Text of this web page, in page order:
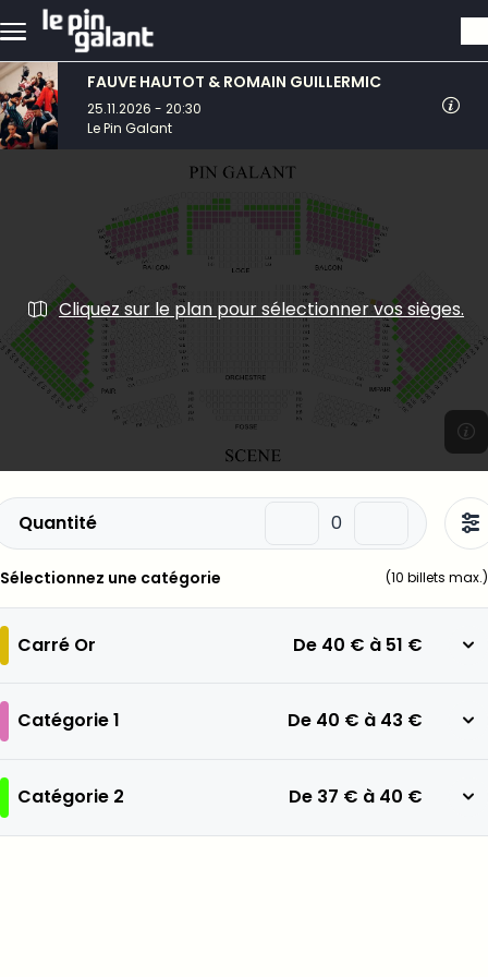
Aller au contenu principal
FAUVE HAUTOT & ROMAIN GUILLERMIC
25.11.2026 - 20:30
Le Pin Galant
Cliquez sur le plan pour sélectionner vos sièges.
Quantité
Sélectionnez une catégorie (10 billets max.)
Carré Or De 40 € à 51 €
Catégorie 1 De 40 € à 43 €
Catégorie 2 De 37 € à 40 €